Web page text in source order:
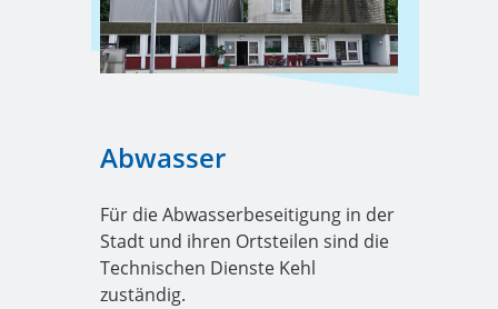
Abwasser
Für die Abwasserbeseitigung in der
Stadt und ihren Ortsteilen sind die
Technischen Dienste Kehl
zuständig.